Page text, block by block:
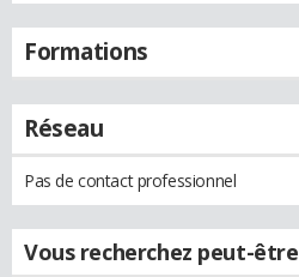
Formations
Réseau
Pas de contact professionnel
Vous recherchez peut-être